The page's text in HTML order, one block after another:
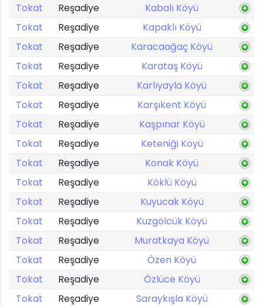
Tokat
Reşadiye
Kabalı Köyü
Tokat
Reşadiye
Kapaklı Köyü
Tokat
Reşadiye
Karacaağaç Köyü
Tokat
Reşadiye
Karataş Köyü
Tokat
Reşadiye
Karlıyayla Köyü
Tokat
Reşadiye
Karşıkent Köyü
Tokat
Reşadiye
Kaşpınar Köyü
Tokat
Reşadiye
Keteniği Köyü
Tokat
Reşadiye
Konak Köyü
Tokat
Reşadiye
Köklü Köyü
Tokat
Reşadiye
Kuyucak Köyü
Tokat
Reşadiye
Kuzgölcük Köyü
Tokat
Reşadiye
Muratkaya Köyü
Tokat
Reşadiye
Özen Köyü
Tokat
Reşadiye
Özlüce Köyü
Tokat
Reşadiye
Saraykışla Köyü